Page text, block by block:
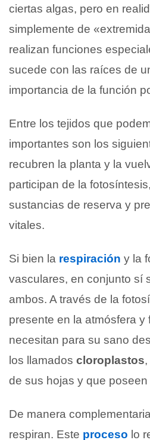
ciertas algas, pero en
simplemente de
realizan funciones
sucede con las raíces de
importancia de la función
Entre los tejidos que
importantes son los
recubren la planta y la
participan de la
sustancias de reserva y
vitales.
Si bien la respiración y la
vasculares, en conjunto sí
ambos. A través de la
presente en la atmósfera
necesitan para su sano
los llamados cloroplastos
de sus hojas y que
De manera
respiran. Este proceso lo